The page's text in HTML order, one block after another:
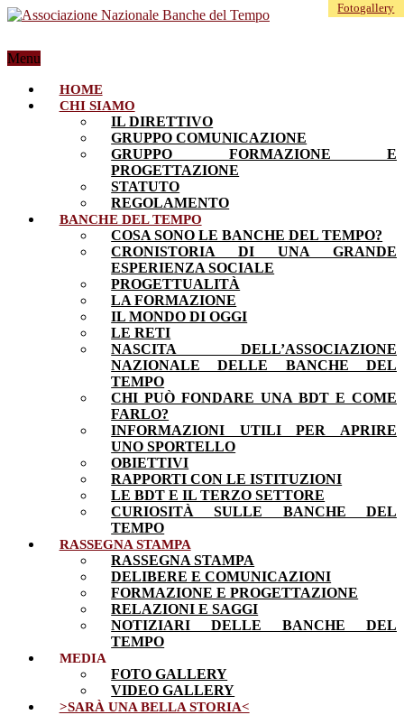
Menu
HOME
CHI SIAMO
IL DIRETTIVO
GRUPPO COMUNICAZIONE
GRUPPO FORMAZIONE E
PROGETTAZIONE
STATUTO
REGOLAMENTO
BANCHE DEL TEMPO
COSA SONO LE BANCHE DEL TEMPO?
CRONISTORIA DI UNA GRANDE
ESPERIENZA SOCIALE
PROGETTUALITÀ
LA FORMAZIONE
IL MONDO DI OGGI
LE RETI
NASCITA DELL’ASSOCIAZIONE
NAZIONALE DELLE BANCHE DEL
TEMPO
CHI PUÒ FONDARE UNA BDT E COME
FARLO?
INFORMAZIONI UTILI PER APRIRE
UNO SPORTELLO
OBIETTIVI
RAPPORTI CON LE ISTITUZIONI
LE BDT E IL TERZO SETTORE
CURIOSITÀ SULLE BANCHE DEL
TEMPO
RASSEGNA STAMPA
RASSEGNA STAMPA
DELIBERE E COMUNICAZIONI
FORMAZIONE E PROGETTAZIONE
RELAZIONI E SAGGI
NOTIZIARI DELLE BANCHE DEL
TEMPO
MEDIA
FOTO GALLERY
VIDEO GALLERY
>SARÀ UNA BELLA STORIA<
Fotogallery